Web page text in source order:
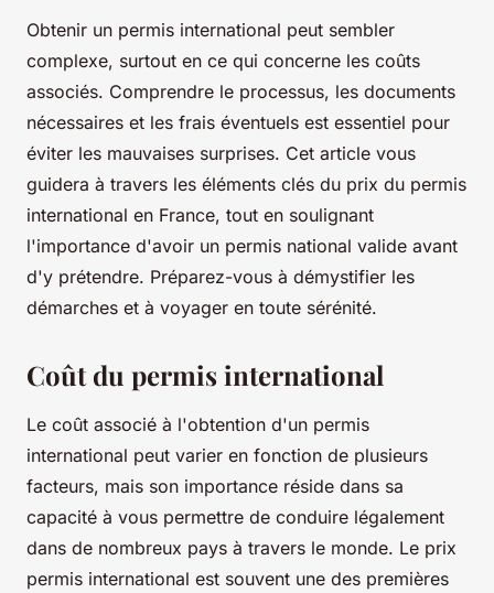
Obtenir un permis international peut sembler
complexe, surtout en ce qui concerne les coûts
associés. Comprendre le processus, les documents
nécessaires et les frais éventuels est essentiel pour
éviter les mauvaises surprises. Cet article vous
guidera à travers les éléments clés du prix du permis
international en France, tout en soulignant
l'importance d'avoir un permis national valide avant
d'y prétendre. Préparez-vous à démystifier les
démarches et à voyager en toute sérénité.
Coût du permis international
Le coût associé à l'obtention d'un permis
international peut varier en fonction de plusieurs
facteurs, mais son importance réside dans sa
capacité à vous permettre de conduire légalement
dans de nombreux pays à travers le monde. Le prix
permis international est souvent une des premières